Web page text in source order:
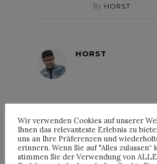
By HORST
HORST
INTERVIEWS
Wir verwenden Cookies auf unserer
Ihnen das relevanteste Erlebnis zu
uns an Ihre Präferenzen und
erinnern. Wenn Sie auf "Alles zulassen“
stimmen Sie der Verwendung von